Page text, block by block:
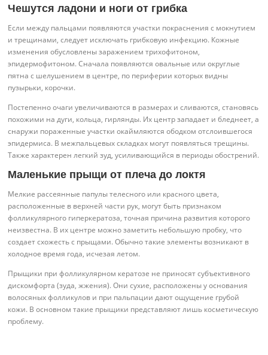
Чешутся ладони и ноги от грибка
Если между пальцами появляются участки покраснения с мокнутием
и трещинами, следует исключать грибковую инфекцию. Кожные
изменения обусловлены заражением трихофитоном,
эпидермофитоном. Сначала появляются овальные или округлые
пятна с шелушением в центре, по периферии которых видны
пузырьки, корочки.
Постепенно очаги увеличиваются в размерах и сливаются, становясь
похожими на дуги, кольца, гирлянды. Их центр западает и бледнеет, а
снаружи пораженные участки окаймляются ободком отслоившегося
эпидермиса. В межпальцевых складках могут появляться трещины.
Также характерен легкий зуд, усиливающийся в периоды обострений.
Маленькие прыщи от плеча до локтя
Мелкие рассеянные папулы телесного или красного цвета,
расположенные в верхней части рук, могут быть признаком
фолликулярного гиперкератоза, точная причина развития которого
неизвестна. В их центре можно заметить небольшую пробку, что
создает схожесть с прыщами. Обычно такие элементы возникают в
холодное время года, исчезая летом.
Прыщики при фолликулярном кератозе не приносят субъективного
дискомфорта (зуда, жжения). Они сухие, расположены у основания
волосяных фолликулов и при пальпации дают ощущение грубой
кожи. В основном такие прыщики представляют лишь косметическую
проблему.